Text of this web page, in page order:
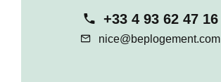
+33 4 93 62 47 16
nice@beplogement.com